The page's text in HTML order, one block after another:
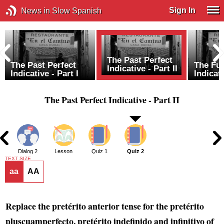
News in Slow Spanish Sign In
The Past Perfect
Indicative - Part I
The Past Perfect
Indicative - Part II
The
The Past Perfect Indicative - Part II
Dialog 2 Lesson Quiz 1 Quiz 2
TEXT SIZE
aa AA
Replace the pretérito anterior tense for the pretérito
pluscuamperfecto, pretérito indefinido and infinitivo of